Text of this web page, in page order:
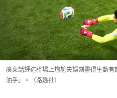
廣東話評述將場上尷尬失誤刻畫得生動
油手」。（路透社）